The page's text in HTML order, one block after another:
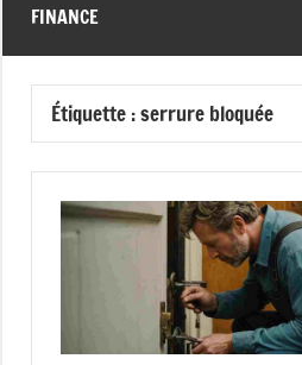
FINANCE
Étiquette :serrure bloquée